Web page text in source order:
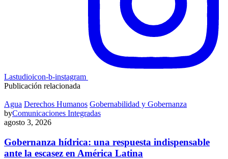
Lastudioicon-b-instagram
Publicación relacionada
Agua Derechos Humanos Gobernabilidad y Gobernanza
byComunicaciones Integradas
agosto 3, 2026
Gobernanza hídrica: una respuesta indispensable
ante la escasez en América Latina